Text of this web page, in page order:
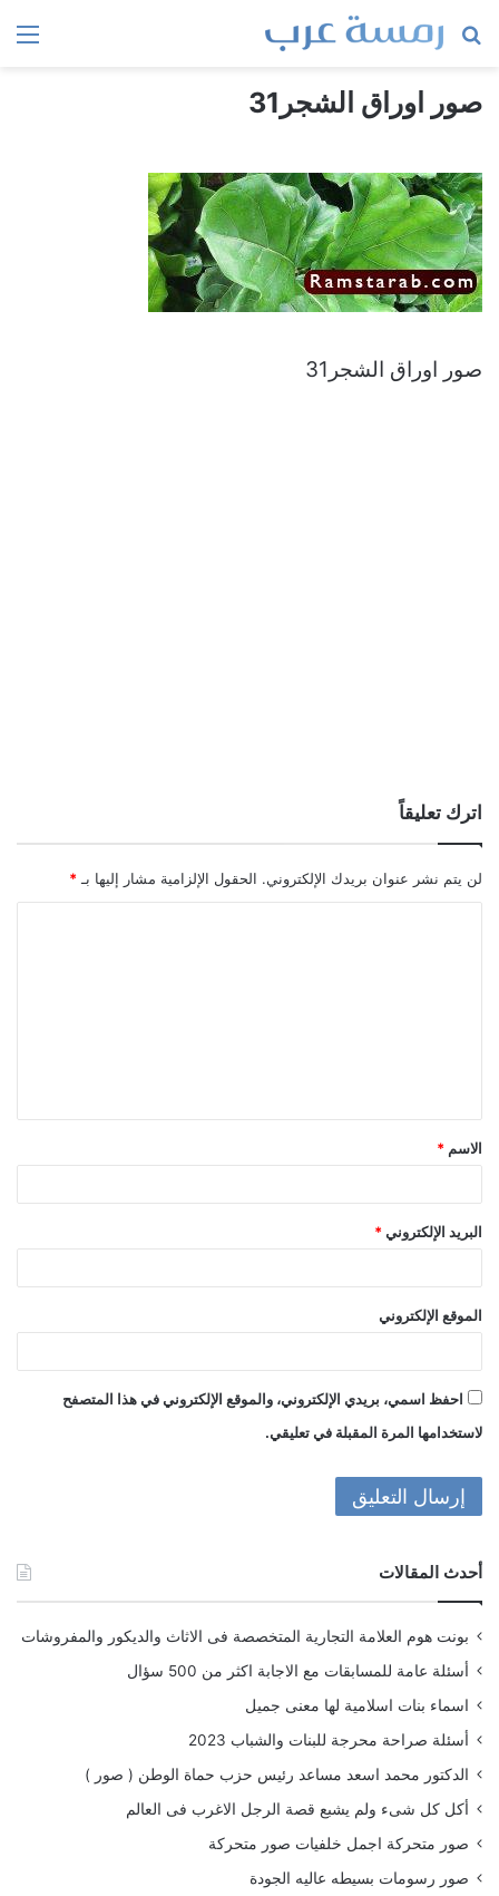
بحث
صور اوراق الشجر31
صور اوراق الشجر31
اترك تعليقاً
لن يتم نشر عنوان بريدك الإلكتروني. الحقول الإلزامية مشار إليها بـ *
ق
*
الاسم *
البريد الإلكتروني *
الموقع الإلكتروني
احفظ اسمي، بريدي الإلكتروني، والموقع الإلكتروني في هذا المتصفح
لاستخدامها المرة المقبلة في تعليقي.
أحدث المقالات
بونت هوم العلامة التجارية المتخصصة فى الاثاث والديكور والمفروشات
أسئلة عامة للمسابقات مع الاجابة اكثر من 500 سؤال
اسماء بنات اسلامية لها معنى جميل
أسئلة صراحة محرجة للبنات والشباب 2023
الدكتور محمد اسعد مساعد رئيس حزب حماة الوطن ( صور )
أكل كل شىء ولم يشبع قصة الرجل الاغرب فى العالم
صور متحركة اجمل خلفيات صور متحركة
صور رسومات بسيطه عاليه الجودة